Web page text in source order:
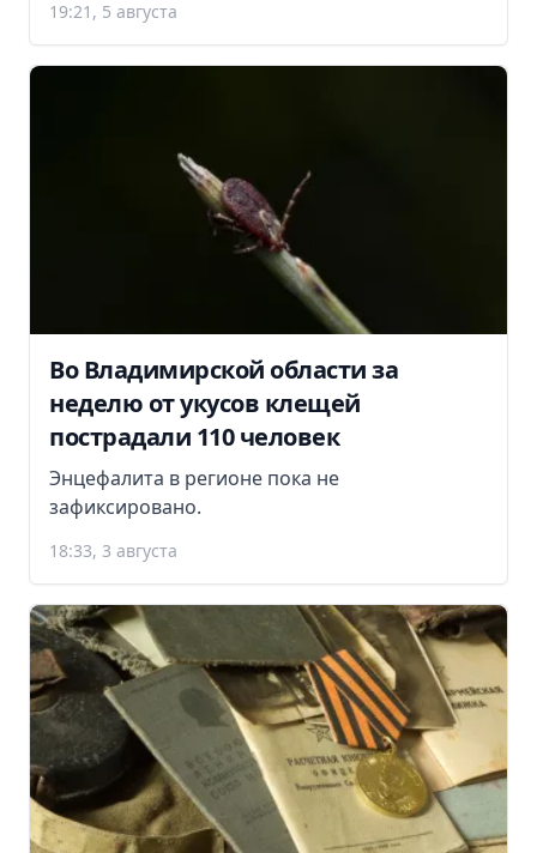
19:21, 5 августа
Во Владимирской области за
неделю от укусов клещей
пострадали 110 человек
Энцефалита в регионе пока не
зафиксировано.
18:33, 3 августа